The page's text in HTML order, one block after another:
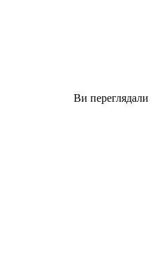
Ви переглядали